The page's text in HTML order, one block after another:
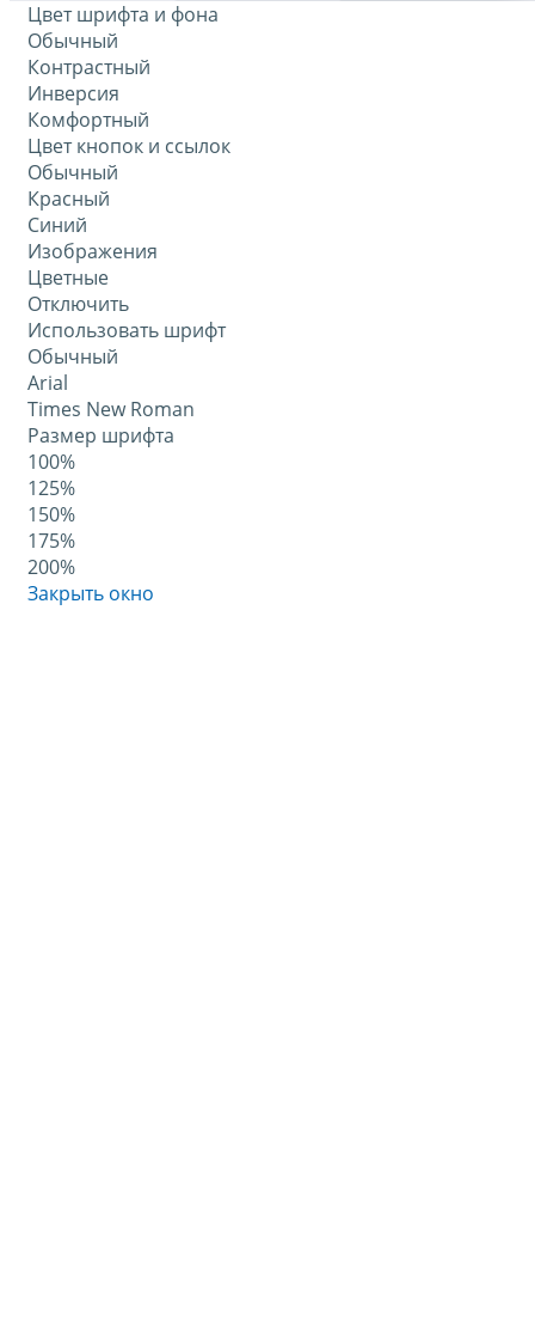
Цвет шрифта и фона
Обычный
Контрастный
Инверсия
Комфортный
Цвет кнопок и ссылок
Обычный
Красный
Синий
Изображения
Цветные
Отключить
Использовать шрифт
Обычный
Arial
Times New Roman
Размер шрифта
100%
125%
150%
175%
200%
Закрыть окно